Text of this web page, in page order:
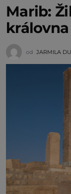
Marib:
královna
od JARMILA